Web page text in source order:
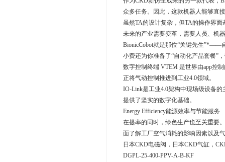
众多任务。因此，这款机器人能够直
虽然TA的设计复杂，但TA的操作界
未来的产业需要变革，需要人员、机
BionicCobot就是那位“关键先生”*——
小费还为你准备了“自动化产品套餐”
数字控制终端 VTEM 是世界由app控
正将气动控制推进到工业4.0领域。
IO-Link是工业4.0架构中现场级设备
提供了坚实的数字化基础。
Energy Efficiency能源效率与节能服务
在提率的同时，绿色生产也至关重要
面了解工厂空气消耗的影响因素以及
日本CKD电磁阀，日本CKD气缸，
DGPL-25-400-PPV-A-B-KF